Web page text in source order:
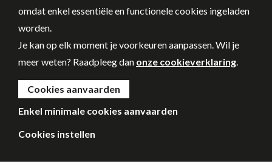
omdat enkel essentiële en functionele cookies ingeladen
worden.
Je kan op elk moment je voorkeuren aanpassen. Wil je
meer weten? Raadpleeg dan onze cookieverklaring.
Cookies aanvaarden
Enkel minimale cookies aanvaarden
Cookies instellen